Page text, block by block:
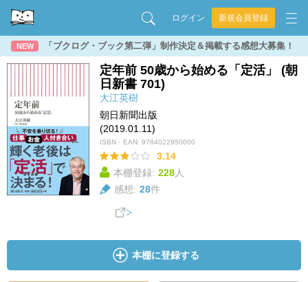
ログイン 新規会員登録
NEW 「ブクログ・ブック第二弾」制作決定＆掲載する感想大募集！
定年前 50歳から始める「定活」 (朝
日新書 701)
大江英樹
朝日新聞出版
(2019.01.11)
ISBN・EAN: 9784022950000
3.14
本棚登録: 228人
感想: 28件
本棚に登録する